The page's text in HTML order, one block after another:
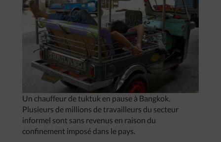
Un chauffeur de tuktuk en pause à Bangkok.
Plusieurs de millions de travailleurs du secteur
informel sont sans revenus en raison du
confinement imposé dans le pays.